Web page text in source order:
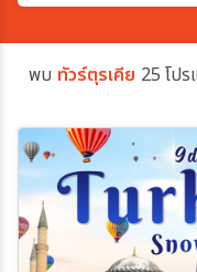
ค้น
โซน
ประเทศ
พบ ทัวร์ตุรเคีย 25 โป